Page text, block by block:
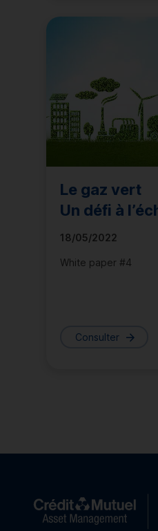
Le gaz vert
Un défi à
18/05/2022
White paper #4
Consulter